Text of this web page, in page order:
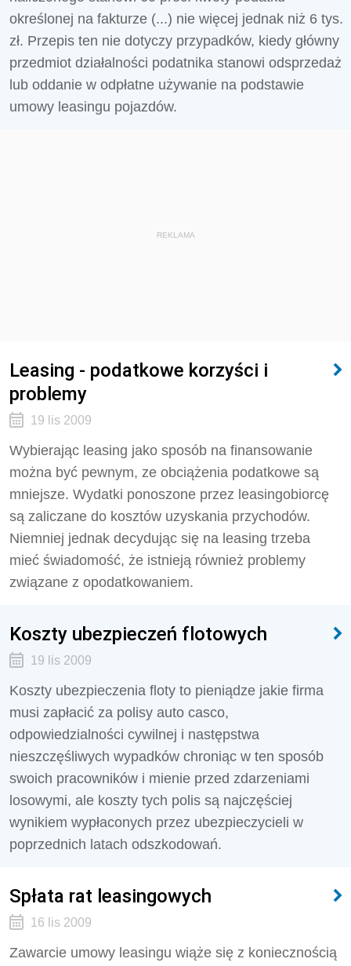
określonej na fakturze (...) nie więcej jednak niż 6 tys.
zł. Przepis ten nie dotyczy przypadków, kiedy główny
przedmiot działalności podatnika stanowi odsprzedaż
lub oddanie w odpłatne używanie na podstawie
umowy leasingu pojazdów.
REKLAMA
Leasing - podatkowe korzyści i
problemy
19 lis 2009
Wybierając leasing jako sposób na finansowanie
można być pewnym, ze obciążenia podatkowe są
mniejsze. Wydatki ponoszone przez leasingobiorcę
są zaliczane do kosztów uzyskania przychodów.
Niemniej jednak decydując się na leasing trzeba
mieć świadomość, że istnieją również problemy
związane z opodatkowaniem.
Koszty ubezpieczeń flotowych
19 lis 2009
Koszty ubezpieczenia floty to pieniądze jakie firma
musi zapłacić za polisy auto casco,
odpowiedzialności cywilnej i następstwa
nieszczęśliwych wypadków chroniąc w ten sposób
swoich pracowników i mienie przed zdarzeniami
losowymi, ale koszty tych polis są najczęściej
wynikiem wypłaconych przez ubezpieczycieli w
poprzednich latach odszkodowań.
Spłata rat leasingowych
16 lis 2009
Zawarcie umowy leasingu wiąże się z koniecznością